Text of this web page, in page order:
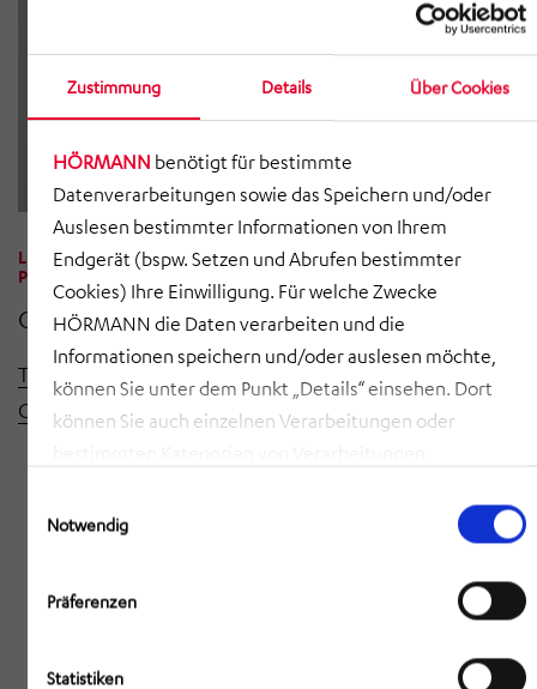
Zustimmung Details Über Cookies
HÖRMANN benötigt für bestimmte
Datenverarbeitungen sowie das Speichern und/oder
Auslesen bestimmter Informationen von Ihrem
Endgerät (bspw. Setzen und Abrufen bestimmter
Cookies) Ihre Einwilligung. Für welche Zwecke
HÖRMANN die Daten verarbeiten und die
Informationen speichern und/oder auslesen möchte,
können Sie unter dem Punkt „Details“ einsehen. Dort
können Sie auch einzelnen Verarbeitungen oder
Sie ein, dass HÖRMANN alle der erläuterten
Informationen speichern sowie auslesen und damit
zusammenhängende Datenverarbeitungen vornehmen
darf, die nicht ohnehin unbedingt erforderlich sind,
stellen kann. Mit Klick auf „AUSWAHL ERLAUBEN“
Notwendig
Präferenzen
Statistiken
LEITUNG MARKETING & KOMMUNIKATION,
PRESSE-, MEDIENKONTAKT
Celina Begolli
T +49 8091 5630 - 138
Celina.Begolli@hoermann-gruppe.com